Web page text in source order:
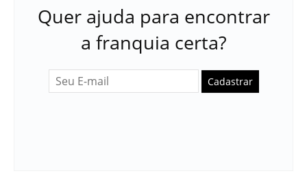
Quer ajuda para encontrar
a franquia certa?
Cadastrar